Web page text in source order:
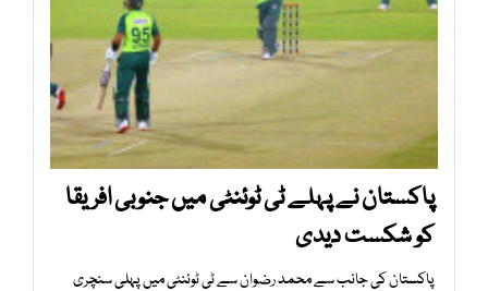
پاکستان نے پہلے ٹی ٹوئنٹی میں جنوبی افریقا
کو شکست دیدی
پاکستان کی جانب سے محمد رضوان سے ٹی ٹوئنٹی میں پہلی سنچری